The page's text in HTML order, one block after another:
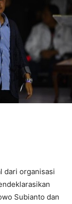
dari organisasi
Subianto dan